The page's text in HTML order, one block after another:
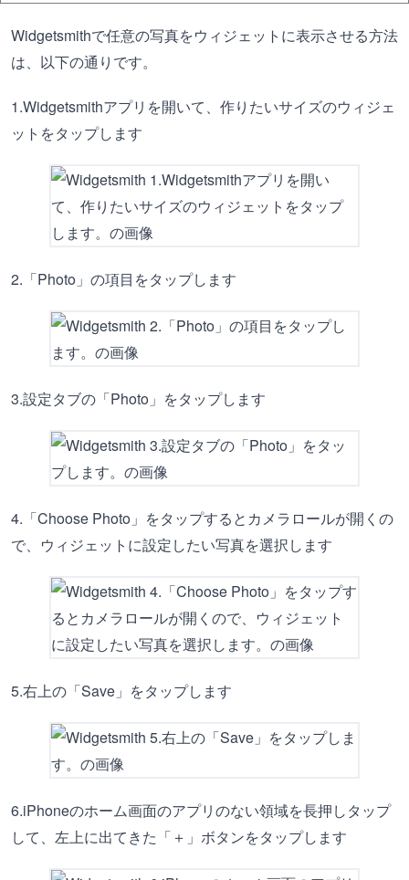
Widgetsmithで任意の写真をウィジェットに表示させる方法
は、以下の通りです。
1.Widgetsmithアプリを開いて、作りたいサイズのウィジェ
ットをタップします
2.「Photo」の項目をタップします
3.設定タブの「Photo」をタップします
4.「Choose Photo」をタップするとカメラロールが開くの
で、ウィジェットに設定したい写真を選択します
5.右上の「Save」をタップします
6.iPhoneのホーム画面のアプリのない領域を長押しタップ
して、左上に出てきた「＋」ボタンをタップします